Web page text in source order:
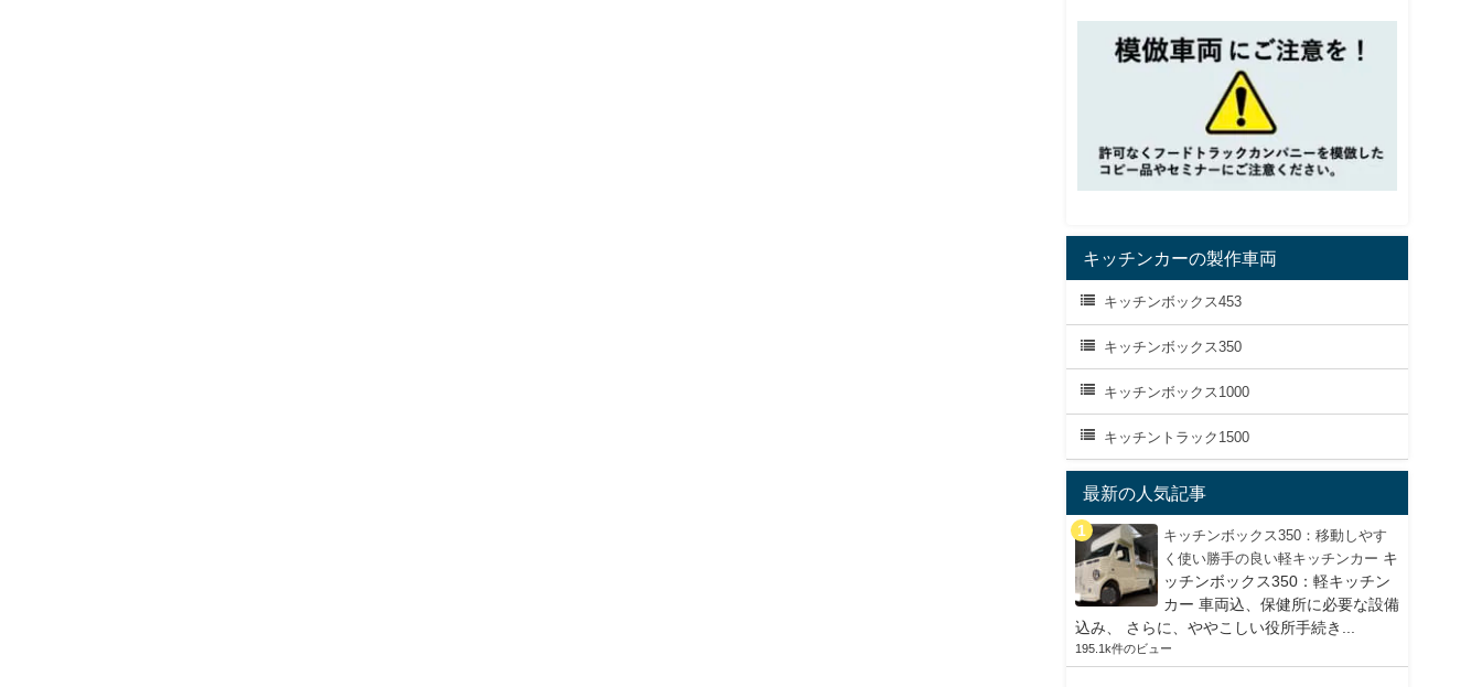
キッチンカーの製作車両
キッチンボックス453
キッチンボックス350
キッチンボックス1000
キッチントラック1500
最新の人気記事
キッチンボックス350：移動しやす
く使い勝手の良い軽キッチンカー キ
ッチンボックス350：軽キッチン
カー 車両込、保健所に必要な設備
込み、 さらに、ややこしい役所手続き...
195.1k件のビュー